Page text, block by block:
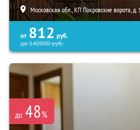
Московская обл., КП Покровские ворота, д.
от 812 руб.
до140800руб.
до 48%